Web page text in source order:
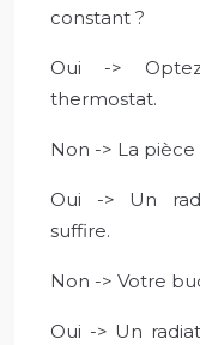
constant ?
Oui ->
thermostat.
Non -> La
Oui -> Un
suffire.
Non -> Votre
Oui -> Un